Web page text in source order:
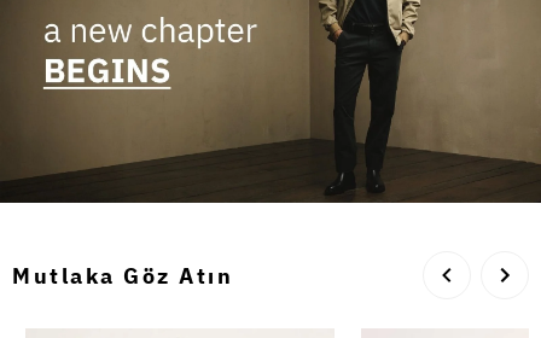
ona özel - kadın
yaz koleksiyonu
Mutlaka Göz Atın